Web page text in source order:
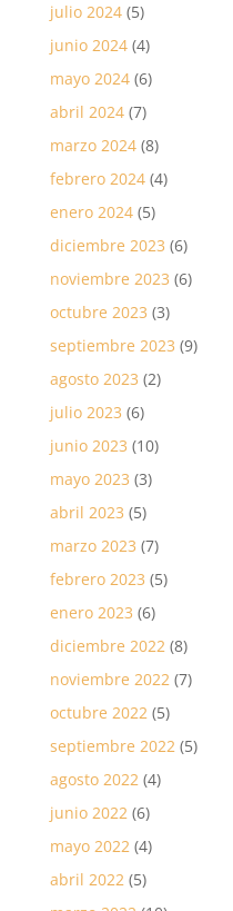
julio 2024(5)
junio 2024(4)
mayo 2024(6)
abril 2024(7)
marzo 2024(8)
febrero 2024(4)
enero 2024(5)
diciembre 2023 (6)
noviembre 2023 (6)
octubre 2023 (3)
septiembre 2023 (9)
agosto 2023 (2)
julio 2023 (6)
junio 2023 (10)
mayo 2023 (3)
abril 2023 (5)
marzo 2023 (7)
febrero 2023 (5)
enero 2023 (6)
diciembre 2022(8)
noviembre 2022(7)
octubre 2022(5)
septiembre 2022(5)
agosto 2022(4)
junio 2022(6)
mayo 2022(4)
abril 2022(5)